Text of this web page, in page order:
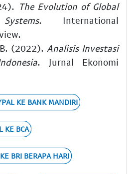
The Evolution of Global
. International
(2022). Analisis Investasi
. Jurnal Ekonomi
KE BANK MANDIRI
KE BCA
BRI BERAPA HARI